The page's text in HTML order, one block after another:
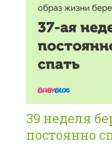
39 неделя
постоянно